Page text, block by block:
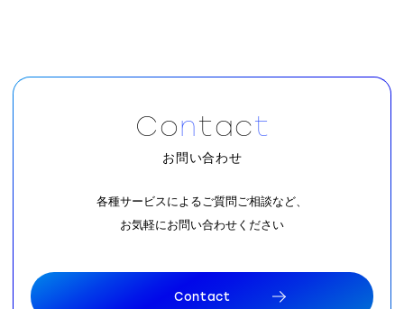
Contact
お問い合わせ
各種サービスによるご質問ご相談など、
お気軽にお問い合わせください
Contact